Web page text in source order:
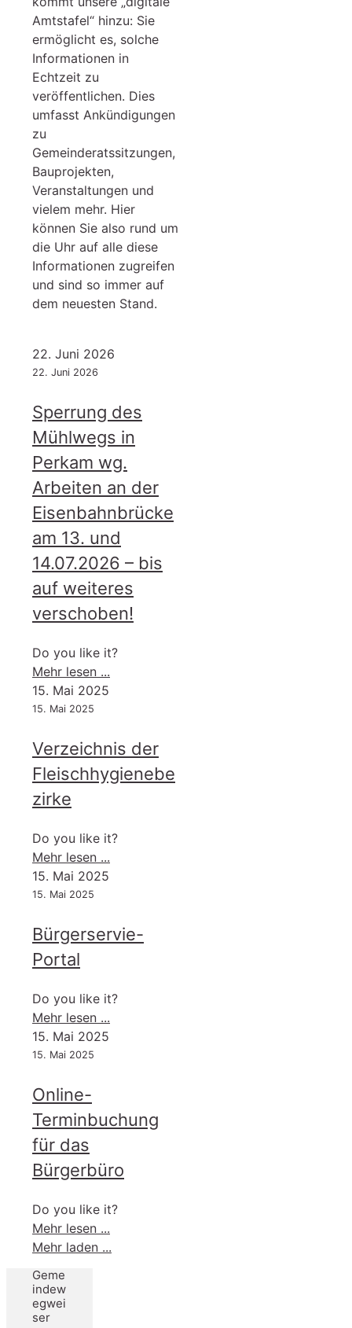
Amtstafel“ hinzu: Sie
ermöglicht es, solche
Informationen in
Echtzeit zu
veröffentlichen. Dies
umfasst Ankündigungen
zu
Gemeinderatssitzungen,
Bauprojekten,
Veranstaltungen und
vielem mehr. Hier
können Sie also rund um
die Uhr auf alle diese
Informationen zugreifen
und sind so immer auf
dem neuesten Stand.
22. Juni 2026
22. Juni 2026
Sperrung des
Mühlwegs in
Perkam wg.
Arbeiten an der
Eisenbahnbrücke
am 13. und
14.07.2026 – bis
auf weiteres
verschoben!
Do you like it?
Mehr lesen ...
in
Perkam
wg.
der
Eisenbahnbrücke
14.07.2026
auf
verschoben!
15. Mai 2025
15. Mai 2025
Verzeichnis der
Fleischhygienebe
zirke
Do you like it?
Mehr lesen ...
15. Mai 2025
15. Mai 2025
Bürgerservie-
Portal
Do you like it?
Mehr lesen ...
15. Mai 2025
15. Mai 2025
Online-
Terminbuchung
für das
Bürgerbüro
Do you like it?
Mehr lesen ...
Mehr laden ...
Geme
indew
egwei
ser